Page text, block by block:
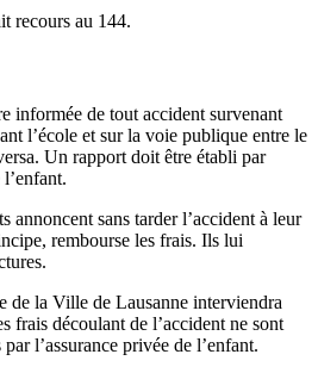
recours au 144.
informée de tout accident survenant
l’école et sur la voie publique entre le
Un rapport doit être établi par
annoncent sans tarder l’accident à leur
rembourse les frais. Ils lui
de la Ville de Lausanne interviendra
frais découlant de l’accident ne sont
l’assurance privée de l’enfant.